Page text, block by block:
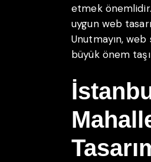
etmek
uygun web
Unutmayın,
büyük önem